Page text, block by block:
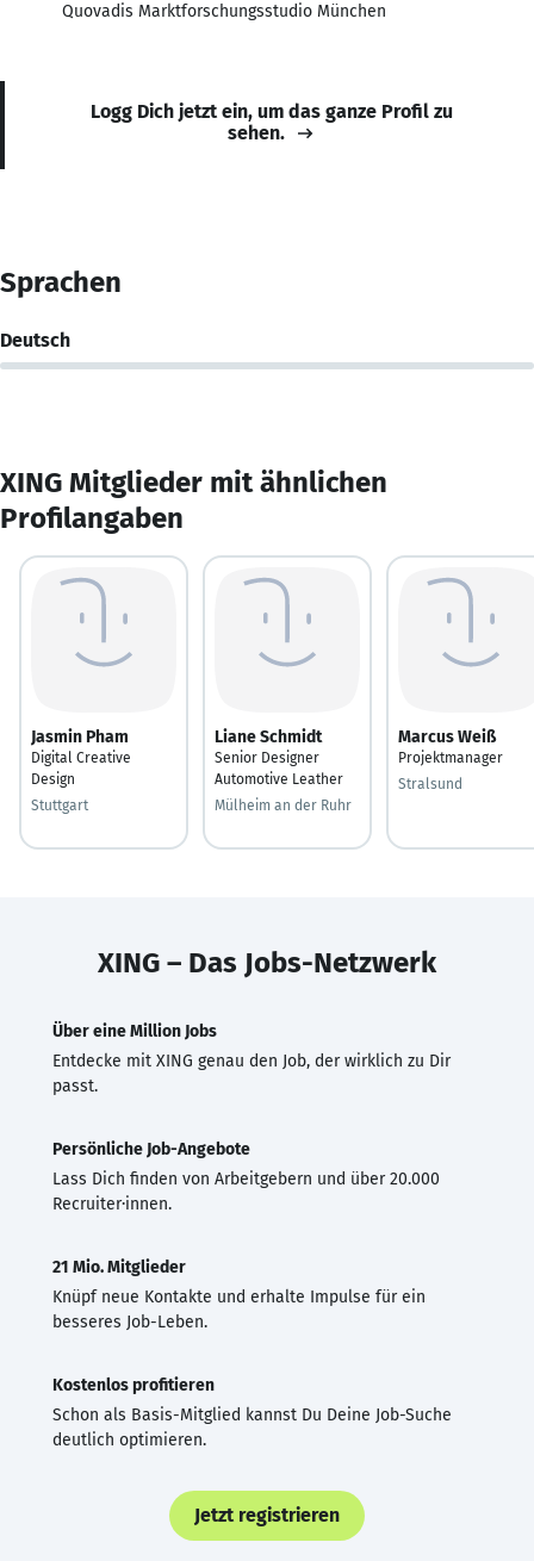
Quovadis Marktforschungsstudio München
Logg Dich jetzt ein, um das ganze Profil zu
sehen.
Sprachen
Deutsch
XING Mitglieder mit ähnlichen
Profilangaben
Jasmin Pham
Digital Creative
Design
Stuttgart
Liane Schmidt
Senior Designer
Automotive Leather
Mülheim an der Ruhr
Marcus Weiß
Projektmanager
Stralsund
XING – Das Jobs-Netzwerk
Über eine Million Jobs
Entdecke mit XING genau den Job, der wirklich zu Dir
passt.
Persönliche Job-Angebote
Lass Dich finden von Arbeitgebern und über 20.000
Recruiter·innen.
21 Mio. Mitglieder
Knüpf neue Kontakte und erhalte Impulse für ein
besseres Job-Leben.
Kostenlos profitieren
Schon als Basis-Mitglied kannst Du Deine Job-Suche
deutlich optimieren.
Jetzt registrieren